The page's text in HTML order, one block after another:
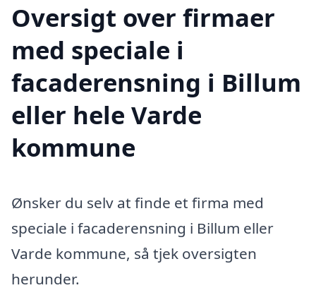
Oversigt over firmaer
med speciale i
facaderensning i Billum
eller hele Varde
kommune
Ønsker du selv at finde et firma med
speciale i facaderensning i Billum eller
Varde kommune, så tjek oversigten
herunder.